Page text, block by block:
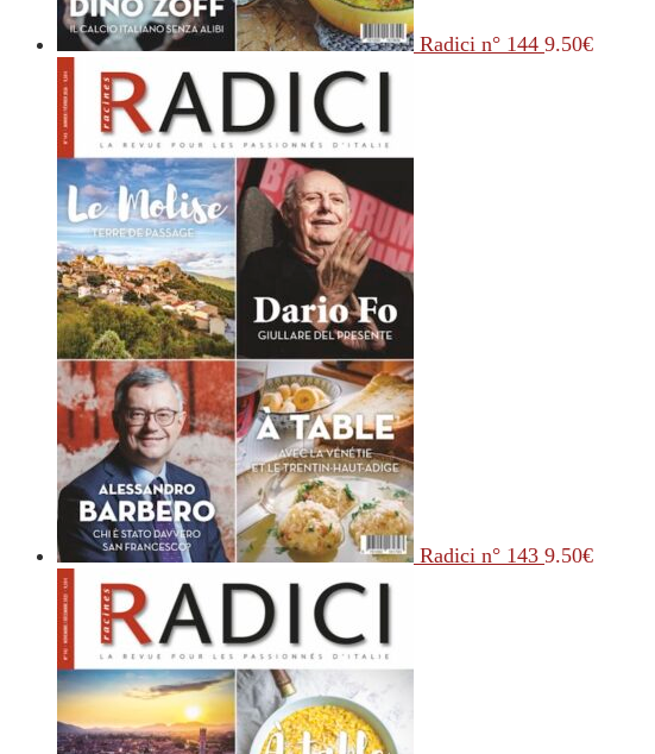
Radici n° 144 9.50€
Radici n° 143 9.50€